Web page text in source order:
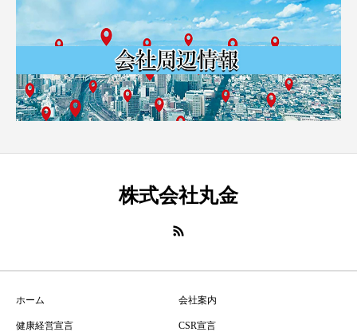
株式会社丸金
ホーム 会社案内
健康経営宣言 CSR宣言